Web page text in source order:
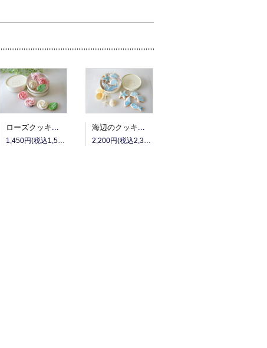
ローズクッキーのメッセージギフト(S)
1,450円(税込1,566円)
海辺のクッキーギフト
2,200円(税込2,376円)